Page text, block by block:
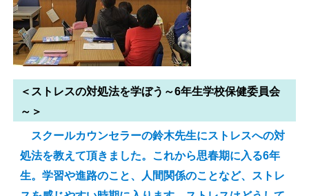
＜ストレスの対処法を学ぼう～6年生学校保健委員会
～＞
スクールカウンセラーの鈴木先生にストレスへの対
処法を教えて頂きました。これから思春期に入る6年
生。学習や進路のこと、人間関係のことなど、ストレ